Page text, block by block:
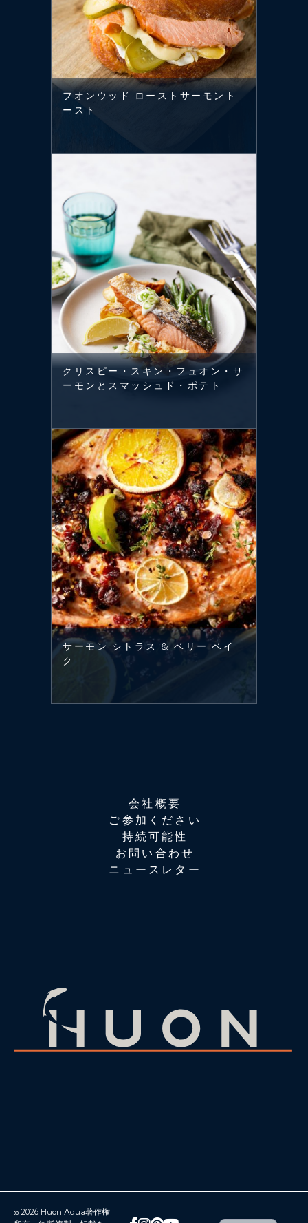
フオンウッド ローストサーモント
ースト
クリスピー・スキン・フュオン・サ
ーモンとスマッシュド・ポテト
サーモン シトラス & ベリー ベイ
ク
会社概要
ご参加ください
持続可能性
お問い合わせ
ニュースレター
© 2026 Huon Aqua著作権